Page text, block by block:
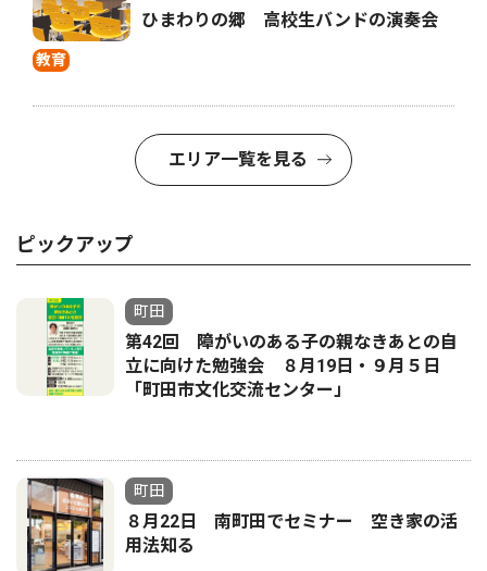
教育
ひまわりの郷 高校生バンドの演奏会
エリア一覧を見る
ピックアップ
町田
第42回 障がいのある子の親なきあとの自
立に向けた勉強会 ８月19日・９月５日
「町田市文化交流センター」
町田
８月22日 南町田でセミナー 空き家の活
用法知る